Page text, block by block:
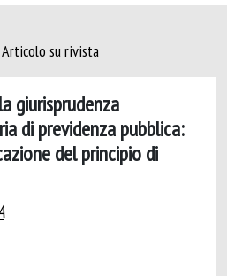
su rivista
giurisprudenza
di previdenza pubblica:
del principio di